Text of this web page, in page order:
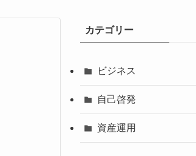
カテゴリー
ビジネス
自己啓発
資産運用